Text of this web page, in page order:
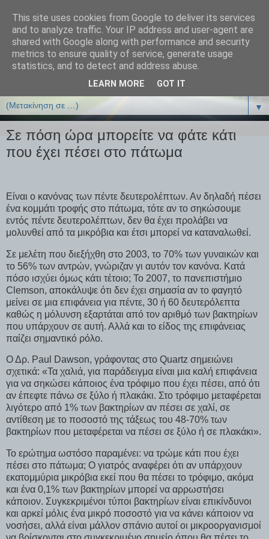
ΒΙΟΛΟΓΙΑonline.gr
Online Μαθήματα Βιολογίας
▼
Σε πόση ώρα μπορείτε να φάτε κάτι
που έχει πέσει στο πάτωμα
Είναι ο κανόνας των πέντε δευτερολέπτων. Αν δηλαδή πέσει
ένα κομμάτι τροφής στο πάτωμα, τότε αν το σηκώσουμε
εντός πέντε δευτερολέπτων, δεν θα έχει προλάβει να
μολυνθεί από τα μικρόβια και έτσι μπορεί να καταναλωθεί.
Σε μελέτη που διεξήχθη στο 2003, το 70% των γυναικών και
το 56% των αντρών, γνώριζαν γι αυτόν τον κανόνα. Κατά
πόσο ισχύει όμως κάτι τέτοιο; Το 2007, το πανεπιστήμιο
Clemson, αποκάλυψε ότι δεν έχει σημασία αν το φαγητό
μείνει σε μια επιφάνεια για πέντε, 30 ή 60 δευτερόλεπτα
καθώς η μόλυνση εξαρτάται από τον αριθμό των βακτηρίων
που υπάρχουν σε αυτή. Αλλά και το είδος της επιφάνειας
παίζει σημαντικό ρόλο.
Ο Δρ. Paul Dawson, γράφοντας στο Quartz σημειώνει
σχετικά: «Τα χαλιά, για παράδειγμα είναι μια καλή επιφάνεια
για να σηκώσει κάποιος ένα τρόφιμο που έχει πέσει, από ότι
αν έπεφτε πάνω σε ξύλο ή πλακάκι. Στο τρόφιμο μεταφέρεται
λιγότερο από 1% των βακτηρίων αν πέσει σε χαλί, σε
αντίθεση με το ποσοστό της τάξεως του 48-70% των
βακτηρίων που μεταφέρεται να πέσει σε ξύλο ή σε πλακάκι».
Το ερώτημα ωστόσο παραμένει: να τρώμε κάτι που έχει
πέσει στο πάτωμα; Ο γιατρός αναφέρει ότι αν υπάρχουν
εκατομμύρια μικρόβια εκεί που θα πέσει το τρόφιμο, ακόμα
και ένα 0,1% των βακτηρίων μπορεί να αρρωστήσει
κάποιον. Συγκεκριμένοι τύποι βακτηρίων είναι επικίνδυνοι
και αρκεί μόλις ένα μικρό ποσοστό για να κάνει κάποιον να
νοσήσει, αλλά είναι μάλλον σπάνιο αυτοί οι μικροοργανισμοί
This site uses cookies from Google to deliver its services
and to analyze traffic. Your IP address and user-agent are
shared with Google along with performance and security
metrics to ensure quality of service, generate usage
statistics, and to detect and address abuse.
LEARN MORE GOT IT